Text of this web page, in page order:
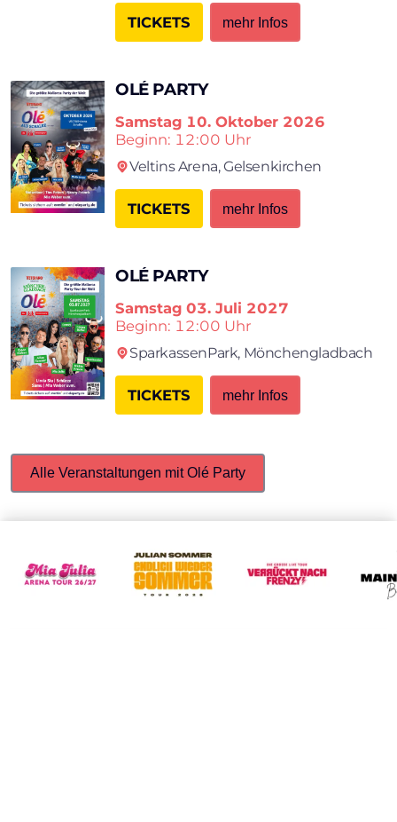
TICKETS mehr Infos
OLÉ PARTY
Samstag 10. Oktober 2026
Beginn: 12:00 Uhr
Veltins Arena,Gelsenkirchen
TICKETS mehr Infos
OLÉ PARTY
Samstag 03. Juli 2027
Beginn: 12:00 Uhr
SparkassenPark, Mönchengladbach
TICKETS mehr Infos
Alle Veranstaltungen mit Olé Party